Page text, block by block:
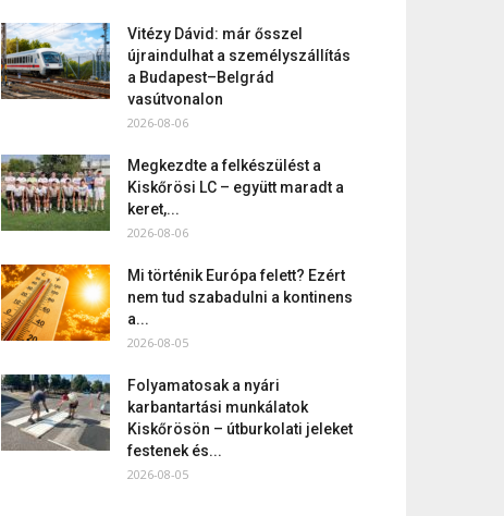
Vitézy Dávid: már ősszel
újraindulhat a személyszállítás
a Budapest–Belgrád
vasútvonalon
2026-08-06
Megkezdte a felkészülést a
Kiskőrösi LC – együtt maradt a
keret,...
2026-08-06
Mi történik Európa felett? Ezért
nem tud szabadulni a kontinens
a...
2026-08-05
Folyamatosak a nyári
karbantartási munkálatok
Kiskőrösön – útburkolati jeleket
festenek és...
2026-08-05